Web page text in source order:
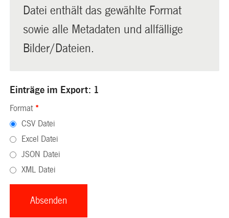
Datei enthält das gewählte Format
sowie alle Metadaten und allfällige
Bilder/Dateien.
Einträge im Export: 1
Format *
CSV Datei
Excel Datei
JSON Datei
XML Datei